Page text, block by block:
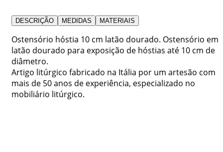
DESCRIÇÃO MEDIDAS MATERIAIS
Ostensório hóstia 10 cm latão dourado. Ostensório em
latão dourado para exposição de hóstias até 10 cm de
diâmetro.
Artigo litúrgico fabricado na Itália por um artesão com
mais de 50 anos de experiência, especializado no
mobiliário litúrgico.